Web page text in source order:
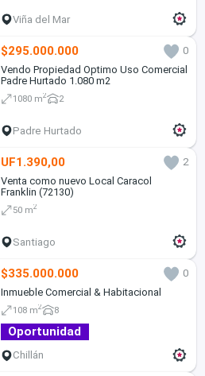
Viña del Mar
$295.000.000
0
Vendo Propiedad Optimo Uso Comercial
Padre Hurtado 1.080 m2
1080 m2 2
Padre Hurtado
UF1.390,00
2
Venta como nuevo Local Caracol
Franklin (72130)
50 m2
Santiago
$335.000.000
0
Inmueble Comercial & Habitacional
108 m2 8
Oportunidad
Chillán